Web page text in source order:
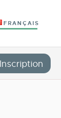
FRANÇAIS
Inscription